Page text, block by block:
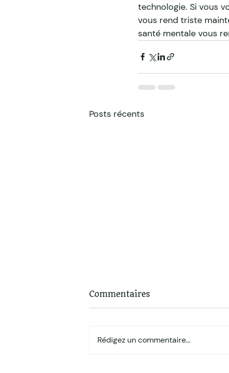
technologie. Si vous
vous rend triste
santé mentale vous
Posts récents
Commentaires
Rédigez un commentaire...